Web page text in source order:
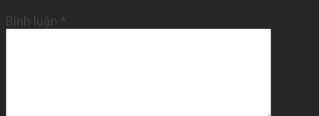
Bình luận *